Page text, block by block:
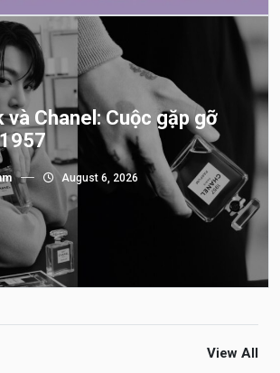
và Chanel: Cuộc gặp gỡ
August 6, 2026
View All